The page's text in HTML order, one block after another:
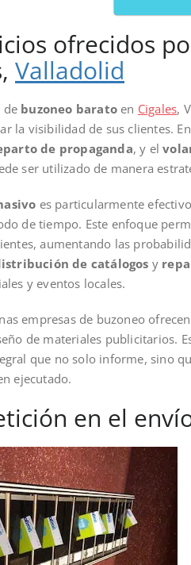
ofrecidos
Valladolid
de buzoneo barato en Cigales,
la visibilidad de sus clientes.
de propaganda, y el
ser utilizado de manera
es particularmente
de tiempo. Este enfoque
aumentando las
de catálogos y
y eventos locales.
empresas de buzoneo
de materiales publicitarios.
que no solo informe, sino
ejecutado.
en el